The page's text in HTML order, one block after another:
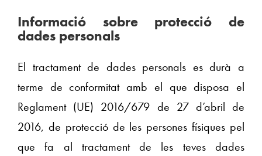
Informació sobre protecció de
dades personals
El tractament de dades personals es durà a
terme de conformitat amb el que disposa el
Reglament (UE) 2016/679 de 27 d’abril de
2016, de protecció de les persones físiques pel
que fa al tractament de les teves dades